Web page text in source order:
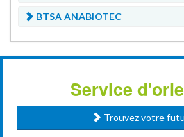
BTSA ANABIOTEC
Service
Trouvez votre